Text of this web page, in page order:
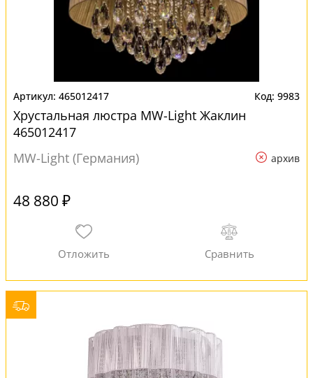
465012417 9983
Хрустальная люстра MW-Light Жаклин
465012417
MW-Light (Германия)
архив
48 880 ₽